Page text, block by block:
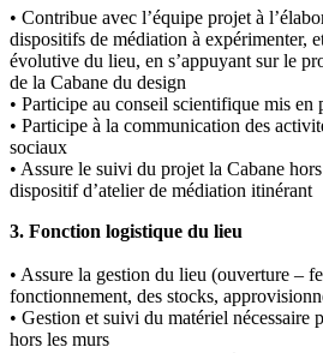
• Contribue avec l’équipe projet à
dispositifs de médiation à expérimenter,
évolutive du lieu, en s’appuyant sur le
de la Cabane du design
• Participe au conseil scientifique mis en
• Participe à la communication des
sociaux
• Assure le suivi du projet la Cabane
dispositif d’atelier de médiation itinérant
3. Fonction logistique du lieu
• Assure la gestion du lieu (ouverture –
fonctionnement, des stocks,
• Gestion et suivi du matériel nécessaire
hors les murs